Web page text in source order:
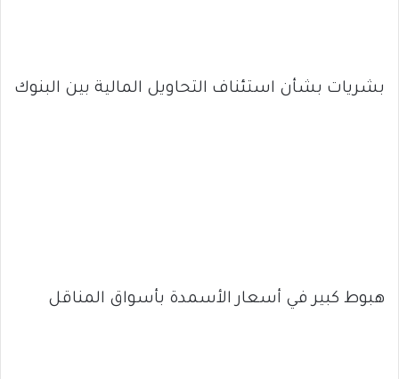
بشريات بشأن استئناف التحاويل المالية بين البنوك
هبوط كبير في أسعار الأسمدة بأسواق المناقل